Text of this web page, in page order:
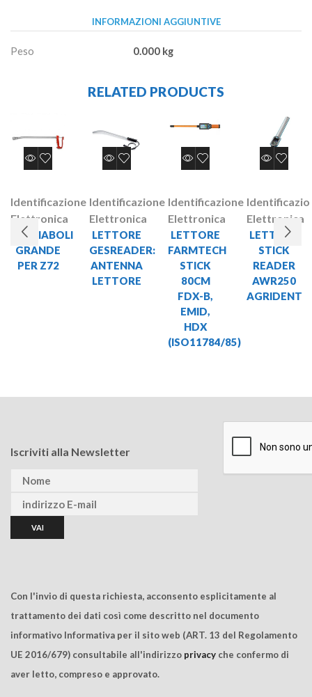
INFORMAZIONI AGGIUNTIVE
Peso 0.000 kg
RELATED PRODUCTS
Identificazione
Elettronica
LANCIABOLI
GRANDE
PER Z72
Identificazione
Elettronica
LETTORE
GESREADER:
ANTENNA
LETTORE
Identificazione
Elettronica
LETTORE
FARMTECH
STICK
80CM
FDX-B,
EMID,
HDX
(ISO11784/85)
Elettronica
LETTORE
STICK
READER
AWR250
AGRIDENT
Iscriviti alla Newsletter
Con l'invio di questa richiesta, acconsento esplicitamente al
trattamento dei dati così come descritto nel documento
informativo Informativa per il sito web (ART. 13 del Regolamento
UE 2016/679) consultabile all'indirizzo privacy che confermo di
aver letto, compreso e approvato.